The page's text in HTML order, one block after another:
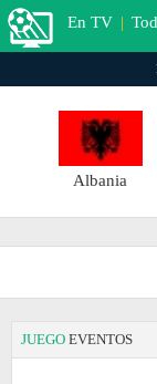
En TV |
Albania
JUEGO EVENTOS